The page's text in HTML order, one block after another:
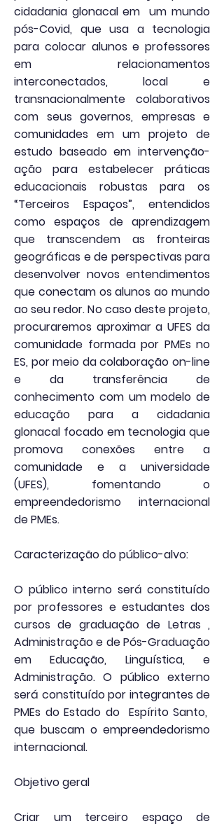
cidadania glonacal em um mundo
pós-Covid, que usa a tecnologia
para colocar alunos e professores
em relacionamentos
interconectados, local e
transnacionalmente colaborativos
com seus governos, empresas e
comunidades em um projeto de
estudo baseado em intervenção-
ação para estabelecer práticas
educacionais robustas para os
“Terceiros Espaços”, entendidos
como espaços de aprendizagem
que transcendem as fronteiras
geográficas e de perspectivas para
desenvolver novos entendimentos
que conectam os alunos ao mundo
ao seu redor. No caso deste projeto,
procuraremos aproximar a UFES da
comunidade formada por PMEs no
ES, por meio da colaboração on-line
e da transferência de
conhecimento com um modelo de
educação para a cidadania
glonacal focado em tecnologia que
promova conexões entre a
comunidade e a universidade
(UFES), fomentando o
empreendedorismo internacional
de PMEs.
Caracterização do público-alvo:
O público interno será constituído
por professores e estudantes dos
cursos de graduação de Letras ,
Administração e de Pós-Graduação
em Educação, Linguística, e
Administração. O público externo
será constituído por integrantes de
PMEs do Estado do Espírito Santo,
que buscam o empreendedorismo
internacional.
Objetivo geral
Criar um terceiro espaço de